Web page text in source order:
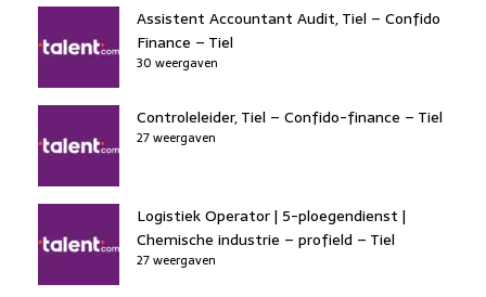
Assistent Accountant Audit, Tiel – Confido
Finance – Tiel
30 weergaven
Controleleider, Tiel – Confido-finance – Tiel
27 weergaven
Logistiek Operator | 5-ploegendienst |
Chemische industrie – profield – Tiel
27 weergaven